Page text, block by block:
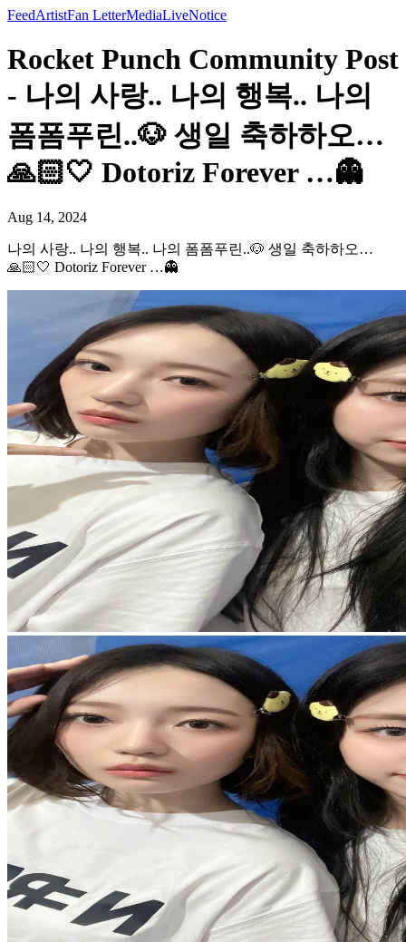
FeedArtistFan LetterMediaLiveNotice
Rocket Punch Community Post
- 나의 사랑.. 나의 행복.. 나의
폼폼푸린..🐶 생일 축하하오…
🙏🏻🤍 Dotoriz Forever …👻
Aug 14, 2024
나의 사랑.. 나의 행복.. 나의 폼폼푸린..🐶 생일 축하하오…
🙏🏻🤍 Dotoriz Forever …👻